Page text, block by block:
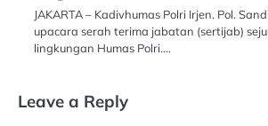
JAKARTA – Kadivhumas Polri Irjen. Pol.
upacara serah terima jabatan (sertijab)
lingkungan Humas Polri.…
Leave a Reply